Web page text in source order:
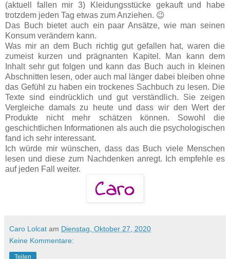
(aktuell fallen mir 3) Kleidungsstücke gekauft und habe
trotzdem jeden Tag etwas zum Anziehen. 😉
Das Buch bietet auch ein paar Ansätze, wie man seinen
Konsum verändern kann.
Was mir an dem Buch richtig gut gefallen hat, waren die
zumeist kurzen und prägnanten Kapitel. Man kann dem
Inhalt sehr gut folgen und kann das Buch auch in kleinen
Abschnitten lesen, oder auch mal länger dabei bleiben ohne
das Gefühl zu haben ein trockenes Sachbuch zu lesen. Die
Texte sind eindrücklich und gut verständlich. Sie zeigen
Vergleiche damals zu heute und dass wir den Wert der
Produkte nicht mehr schätzen können. Sowohl die
geschichtlichen Informationen als auch die psychologischen
fand ich sehr interessant.
Ich würde mir wünschen, dass das Buch viele Menschen
lesen und diese zum Nachdenken anregt. Ich empfehle es
auf jeden Fall weiter.
Caro Lolcat am Dienstag, Oktober 27, 2020
Keine Kommentare:
Teilen